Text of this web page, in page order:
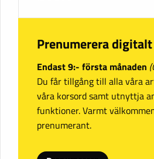
Prenumerera digitalt
Endast 9:- första månaden
Du får tillgång till alla våra
våra korsord samt utnyttja
funktioner. Varmt
prenumerant.